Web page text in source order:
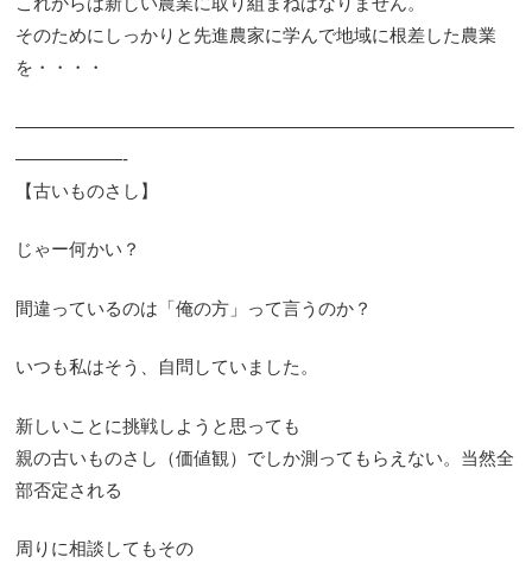
そのためにしっかりと先進農家に学んで地域に根差した農業
を・・・・
————————————————————————————
——————-
【古いものさし】
じゃー何かい？
間違っているのは「俺の方」って言うのか？
いつも私はそう、自問していました。
新しいことに挑戦しようと思っても
親の古いものさし（価値観）でしか測ってもらえない。当然全
部否定される
周りに相談してもその